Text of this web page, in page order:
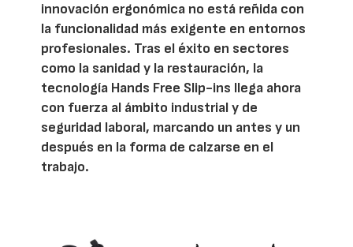
innovación ergonómica no está reñida con
la funcionalidad más exigente en entornos
profesionales. Tras el éxito en sectores
como la sanidad y la restauración, la
tecnología Hands Free Slip-ins llega ahora
con fuerza al ámbito industrial y de
seguridad laboral, marcando un antes y un
después en la forma de calzarse en el
trabajo.